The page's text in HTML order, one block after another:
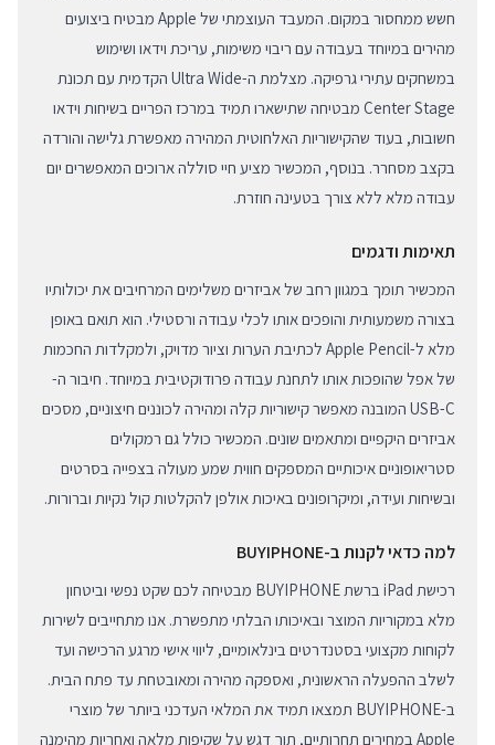
חשש ממחסור במקום. המעבד העוצמתי של Apple מבטיח ביצועים
מהירים במיוחד בעבודה עם ריבוי משימות, עריכת וידאו ושימוש
במשחקים עתירי גרפיקה. מצלמת ה-Ultra Wide הקדמית עם תכונת
Center Stage מבטיחה שתישארו תמיד במרכז הפריים בשיחות וידאו
חשובות, בעוד שהקישוריות האלחוטית המהירה מאפשרת גלישה והורדה
בקצב מסחרר. בנוסף, המכשיר מציע חיי סוללה ארוכים המאפשרים יום
עבודה מלא ללא צורך בטעינה חוזרת.
תאימות ודגמים
המכשיר תומך במגוון רחב של אביזרים משלימים המרחיבים את יכולותיו
בצורה משמעותית והופכים אותו לכלי עבודה ורסטילי. הוא תואם באופן
מלא ל-Apple Pencil לכתיבת הערות וציור מדויק, ולמקלדות החכמות
של אפל שהופכות אותו לתחנת עבודה פרודוקטיבית במיוחד. חיבור ה-
USB-C המובנה מאפשר קישוריות קלה ומהירה לכוננים חיצוניים, מסכים
אביזרים היקפיים ומתאמים שונים. המכשיר כולל גם רמקולים
סטריאופוניים איכותיים המספקים חווית שמע מעולה בצפייה בסרטים
ובשיחות ועידה, ומיקרופונים באיכות אולפן להקלטות קול נקיות וברורות.
למה כדאי לקנות ב-BUYIPHONE
רכישת iPad ברשת BUYIPHONE מבטיחה לכם שקט נפשי וביטחון
מלא במקוריות המוצר ובאיכותו הבלתי מתפשרת. אנו מתחייבים לשירות
לקוחות מקצועי בסטנדרטים בינלאומיים, ליווי אישי מרגע הרכישה ועד
לשלב ההפעלה הראשונית, ואספקה מהירה ומאובטחת עד פתח הבית.
ב-BUYIPHONE תמצאו תמיד את המלאי העדכני ביותר של מוצרי
Apple במחירים תחרותיים, תוך דגש על שקיפות מלאה ואחריות מהימנה